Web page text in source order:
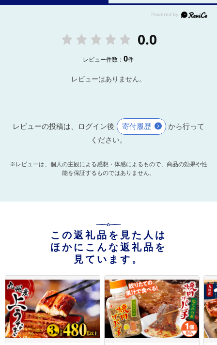
0.0
レビュー件数：0件
レビューはありません。
レビューの投稿は、ログイン後 寄付履歴
から行って
ください。
※レビューは、個人の主観による感想・体感によるもので、商品の効果や性
能を保証するものではありません。
この返礼品を見た人は
ほかにこんな返礼品を
見ています。